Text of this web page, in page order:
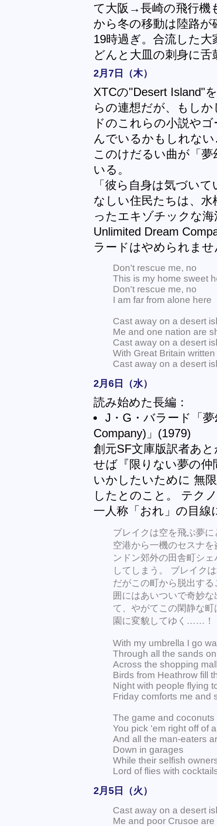
て大阪→長崎の飛行機
から冬の移動は陸路
19時過ぎ。合流した
どんと大皿の刺身に舌
2月7日（木）
XTCの"Desert Island"
らの連想だが、もし
ドのこれらの小説や
んでいるかもしれな
このけだるい曲が「
いる。
「彼ら自身は気づい
なしい住民たちは、
ったエキゾチックな
Unlimited Dream
ラードはやめられませ
Don't rescue me, no
This is my home sweet
Don't rescue me, no
I am far from alone here
Cast away on a desert
Me and one nation are
Cast away on a desert
With Great Britain
Cast away on a desert
2月6日（水）
読み始めた長編：
J・G・バラード「
Company)」(1979)
創元SF文庫版訳者あ
せば『限りない夢の
いかしたいために 無
したとのこと。 テク
一人称「おれ」の目線
ブレイクは空を飛ぶ夢
空港から一機のセスナ
ンドン郊外の田舎町シ
してしまう。 ブレイク
だがこの町から脱出す
囲にはあいついで奇妙
て、やがてこの閑静な
園に変貌してゆく……！
With my umbrella I go
Through all the sands
Across the shopping
Birds from Heathrow fill
Night with people flying
Friday comforts me and
The game and coconuts
You pick 'em right off of
And all the man-eaters
Down in garages
While their selfish
Lord of flies with
2月5日（火）
Cast away on a desert
Me and poor Crusoe